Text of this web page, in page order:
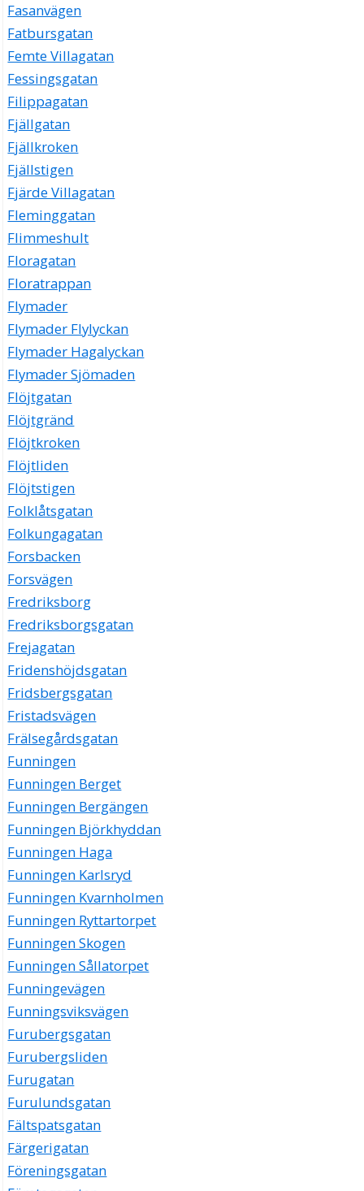
Fasanvägen
Fatbursgatan
Femte Villagatan
Fessingsgatan
Filippagatan
Fjällgatan
Fjällkroken
Fjällstigen
Fjärde Villagatan
Fleminggatan
Flimmeshult
Floragatan
Floratrappan
Flymader
Flymader Flylyckan
Flymader Hagalyckan
Flymader Sjömaden
Flöjtgatan
Flöjtgränd
Flöjtkroken
Flöjtliden
Flöjtstigen
Folklåtsgatan
Folkungagatan
Forsbacken
Forsvägen
Fredriksborg
Fredriksborgsgatan
Frejagatan
Fridenshöjdsgatan
Fridsbergsgatan
Fristadsvägen
Frälsegårdsgatan
Funningen
Funningen Berget
Funningen Bergängen
Funningen Björkhyddan
Funningen Haga
Funningen Karlsryd
Funningen Kvarnholmen
Funningen Ryttartorpet
Funningen Skogen
Funningen Sållatorpet
Funningevägen
Funningsviksvägen
Furubergsgatan
Furubergsliden
Furugatan
Furulundsgatan
Fältspatsgatan
Färgerigatan
Föreningsgatan